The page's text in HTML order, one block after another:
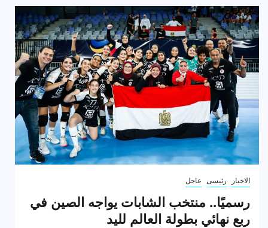
الاخبار رئيسى عاجل
رسميًا.. منتخب الشابات يواجه الصين في
ربع نهائي بطولة العالم لليد